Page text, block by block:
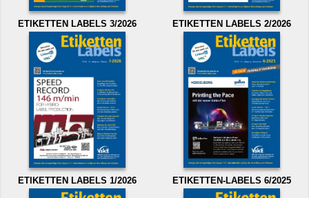
ETIKETTEN LABELS 3/2026 ETIKETTEN LABELS 2/2026
ETIKETTEN LABELS 1/2026 ETIKETTEN-LABELS 6/2025